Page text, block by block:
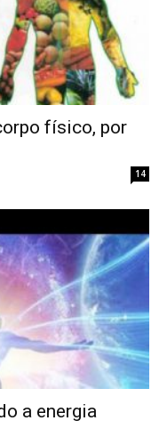
físico, por
14
a energia